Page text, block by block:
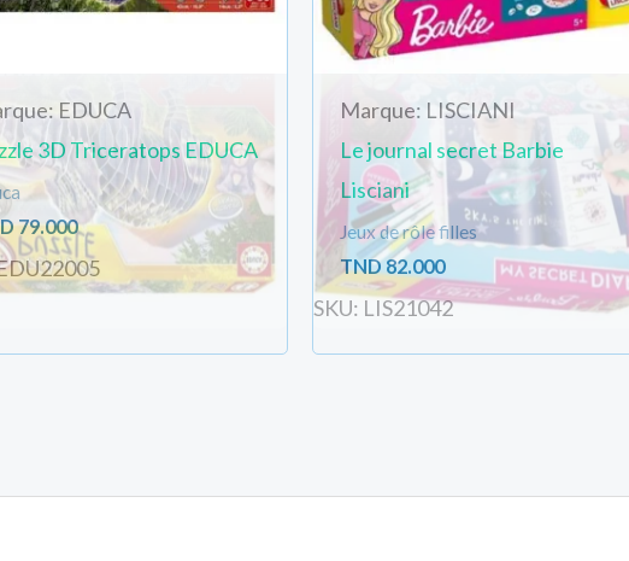
EDUCA
3D Triceratops EDUCA
79.000
Marque: LISCIANI
Le journal secret Barbie
Lisciani
Jeux de rôle filles
TND82.000
SKU: LIS21042